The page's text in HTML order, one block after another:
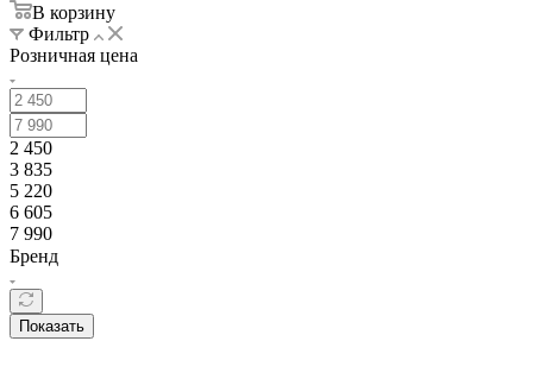
В корзину
Фильтр
Розничная цена
2 450
3 835
5 220
6 605
7 990
Бренд
Показать